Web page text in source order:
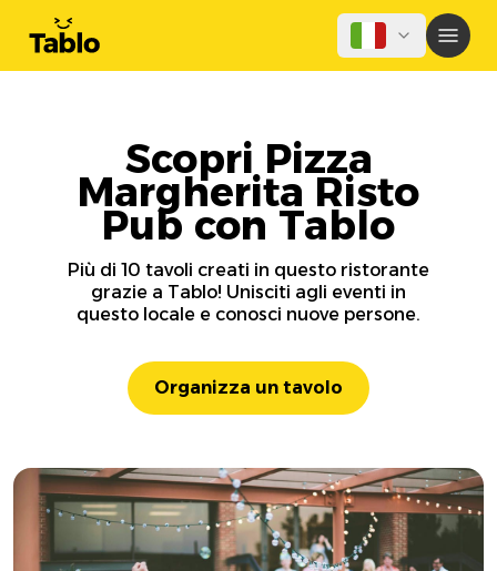
Scopri Pizza
Margherita Risto
Pub con Tablo
Più di 10 tavoli creati in questo ristorante
grazie a Tablo! Unisciti agli eventi in
questo locale e conosci nuove persone.
Organizza un tavolo